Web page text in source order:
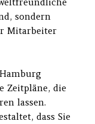
sondern
Mitarbeiter
Zeitpläne, die
lassen.
dass Sie